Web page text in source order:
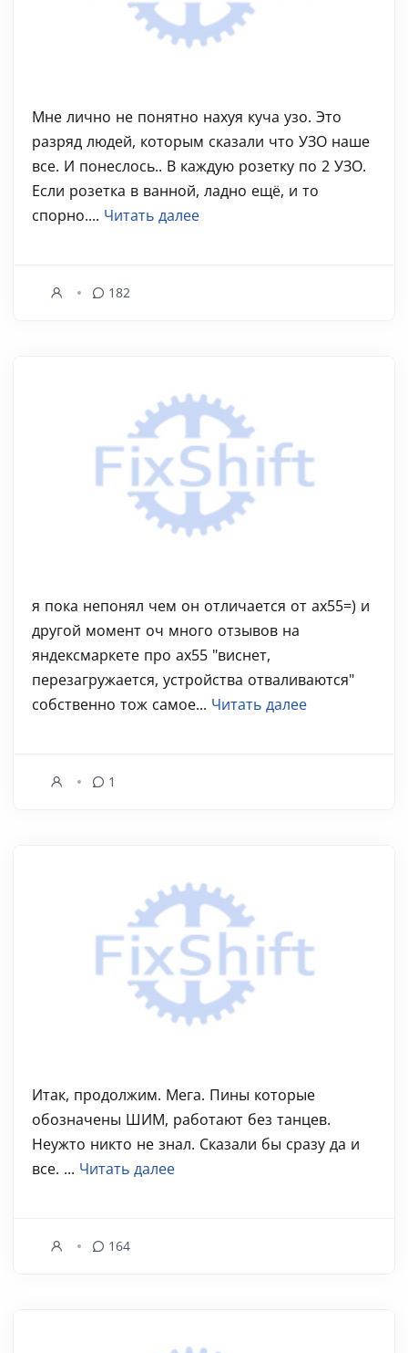
Мне лично не понятно нахуя куча узо. Это
разряд людей, которым сказали что УЗО наше
все. И понеслось.. В каждую розетку по 2 УЗО.
Если розетка в ванной, ладно ещё, и то
спорно.... Читать далее
182
я пока непонял чем он отличается от ах55=) и
другой момент оч много отзывов на
яндексмаркете про ах55 "виснет,
перезагружается, устройства отваливаются"
собственно тож самое... Читать далее
1
Итак, продолжим. Мега. Пины которые
обозначены ШИМ, работают без танцев.
Неужто никто не знал. Сказали бы сразу да и
все. ... Читать далее
164